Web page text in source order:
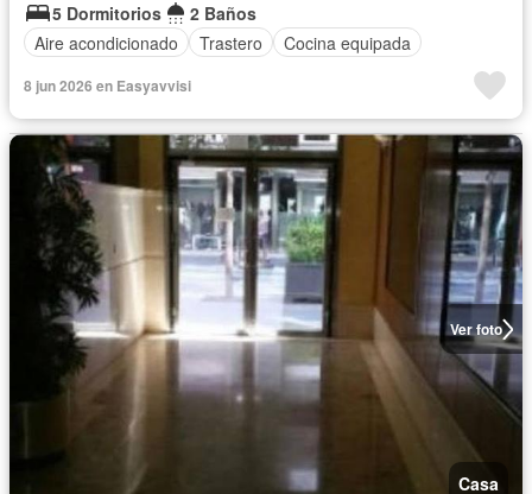
5 Dormitorios
2 Baños
Aire acondicionado
Trastero Cocina equipada
8 jun 2026 en Easyavvisi
Ver foto
Casa